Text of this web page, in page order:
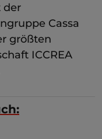
der
Cassa
größten
ICCREA